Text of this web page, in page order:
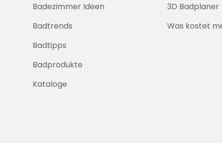
Badezimmer Ideen
Badtrends
Badtipps
Badprodukte
Kataloge
3D Badplaner
Was kostet